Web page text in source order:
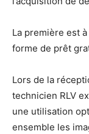
La première est
forme de prêt
Lors de la
technicien RLV
une utilisation
ensemble les